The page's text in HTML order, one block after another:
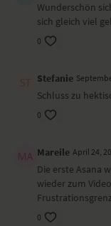
Wirkung und
Schulter- und
Dieses Yoga-Video
durchführen. Nimm
Das Yoga-Video haben
gedreht. Juliana trägt
Wunderschön
sich gleich viel
0
Stefanie
Schluss zu
0
Mareile April 24,
Die erste Asana
wieder zum
0